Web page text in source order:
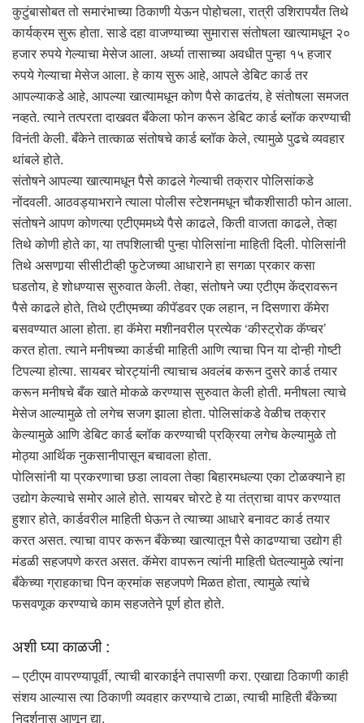
कुटुंबासोबत तो समारंभाच्या ठिकाणी येऊन पोहोचला, रात्री उशिरापर्यंत तिथे
कार्यक्रम सुरू होता. साडे दहा वाजण्याच्या सुमारास संतोषला खात्यामधून २०
हजार रुपये गेल्याचा मेसेज आला. अर्ध्या तासाच्या अवधीत पुन्हा १५ हजार
रुपये गेल्याचा मेसेज आला. हे काय सुरू आहे, आपले डेबिट कार्ड तर
आपल्याकडे आहे, आपल्या खात्यामधून कोण पैसे काढतंय, हे संतोषला समजत
नव्हते. त्याने तत्परता दाखवत बँकेला फोन करून डेबिट कार्ड ब्लॉक करण्याची
विनंती केली. बँकेने तात्काळ संतोषचे कार्ड ब्लॉक केले, त्यामुळे पुढचे व्यवहार
थांबले होते.
संतोषने आपल्या खात्यामधून पैसे काढले गेल्याची तक्रार पोलिसांकडे
नोंदवली. आठवड्याभराने त्याला पोलीस स्टेशनमधून चौकशीसाठी फोन आला.
संतोषने आपण कोणत्या एटीएममध्ये पैसे काढले, किती वाजता काढले, तेव्हा
तिथे कोणी होते का, या तपशिलाची पुन्हा पोलिसांना माहिती दिली. पोलिसांनी
तिथे असणार्‍या सीसीटीव्ही फुटेजच्या आधाराने हा सगळा प्रकार कसा
घडतोय, हे शोधण्यास सुरुवात केली. तेव्हा, संतोषने ज्या एटीएम केंद्रावरून
पैसे काढले होते, तिथे एटीएमच्या कीपॅडवर एक लहान, न दिसणारा कॅमेरा
बसवण्यात आला होता. हा कॅमेरा मशीनवरील प्रत्येक ‘कीस्ट्रोक कॅप्चर’
करत होता. त्याने मनीषच्या कार्डची माहिती आणि त्याचा पिन या दोन्ही गोष्टी
टिपल्या होत्या. सायबर चोरट्यांनी त्याचाच अवलंब करून दुसरे कार्ड तयार
करून मनीषचे बँक खाते मोकळे करण्यास सुरुवात केली होती. मनीषला त्याचे
मेसेज आल्यामुळे तो लगेच सजग झाला होता. पोलिसांकडे वेळीच तक्रार
केल्यामुळे आणि डेबिट कार्ड ब्लॉक करण्याची प्रक्रिया लगेच केल्यामुळे तो
मोठ्या आर्थिक नुकसानीपासून बचावला होता.
पोलिसांनी या प्रकरणाचा छडा लावला तेव्हा बिहारमधल्या एका टोळक्याने हा
उद्योग केल्याचे समोर आले होते. सायबर चोरटे हे या तंत्राचा वापर करण्यात
हुशार होते, कार्डवरील माहिती घेऊन ते त्याच्या आधारे बनावट कार्ड तयार
करत असत. त्याचा वापर करून बँकेच्या खात्यातून पैसे काढण्याचा उद्योग ही
मंडळी सहजपणे करत असत. कॅमेरा वापरून त्यांनी माहिती घेतल्यामुळे त्यांना
बँकेच्या ग्राहकाचा पिन क्रमांक सहजपणे मिळत होता, त्यामुळे त्यांचे
फसवणूक करण्याचे काम सहजतेने पूर्ण होत होते.
अशी घ्या काळजी :
– एटीएम वापरण्यापूर्वी, त्याची बारकाईने तपासणी करा. एखाद्या ठिकाणी काही
संशय आल्यास त्या ठिकाणी व्यवहार करण्याचे टाळा, त्याची माहिती बँकेच्या
निदर्शनास आणून द्या.